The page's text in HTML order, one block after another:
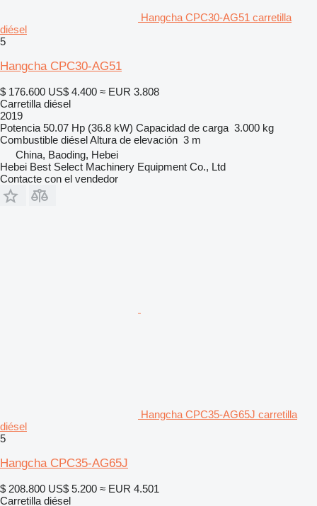
Hangcha CPC30-AG51 carretilla
diésel
5
Hangcha CPC30-AG51
$ 176.600 US$ 4.400 ≈ EUR 3.808
Carretilla diésel
2019
Potencia 50.07 Hp (36.8 kW) Capacidad de carga 3.000 kg
Combustible diéselAltura de elevación 3 m
China, Baoding, Hebei
Hebei Best Select Machinery Equipment Co., Ltd
Contacte con el vendedor
Hangcha CPC35-AG65J carretilla
diésel
5
Hangcha CPC35-AG65J
$ 208.800 US$ 5.200 ≈ EUR 4.501
Carretilla diésel